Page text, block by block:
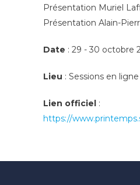
Présentation Muriel
Présentation Alain-
Date : 29 - 30 octobre
Lieu : Sessions en ligne
Lien officiel :
https://